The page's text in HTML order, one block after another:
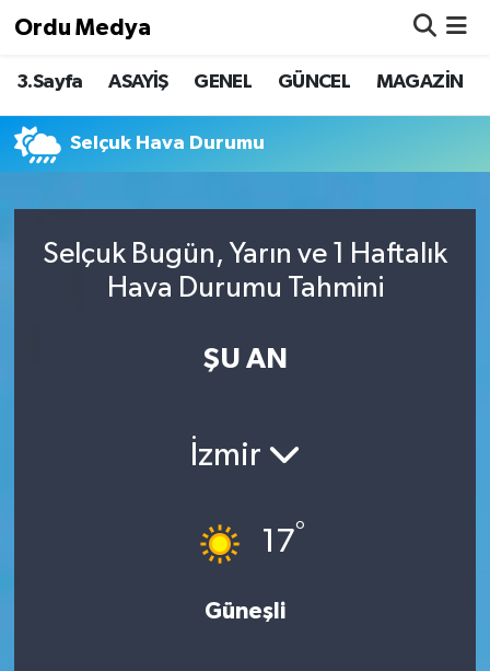
Ordu Medya
3.Sayfa ASAYİŞ GENEL GÜNCEL MAGAZİN
Selçuk Hava Durumu
Selçuk Bugün, Yarın ve 1 Haftalık
Hava Durumu Tahmini
ŞU AN
İzmir
17°
Güneşli
ASAYİŞ
Basketbol
Borsa
Nöbetçi Eczaneler
Hava Durumu
Trafik Durumu